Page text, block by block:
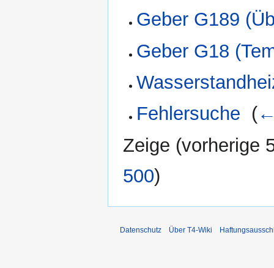
Geber G189
Geber G18
Fehlersuche (
Zeige (vorherige
500)
Datenschutz Über T4-Wiki